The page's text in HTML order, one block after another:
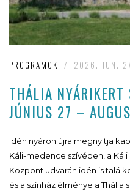
PROGRAMOK / 2026. JUN.
THÁLIA
JÚNIUS 27 –
Idén nyáron újra megnyitja
Káli-medence szívében, a
Központ udvarán idén is
és a színház élménye a Thália